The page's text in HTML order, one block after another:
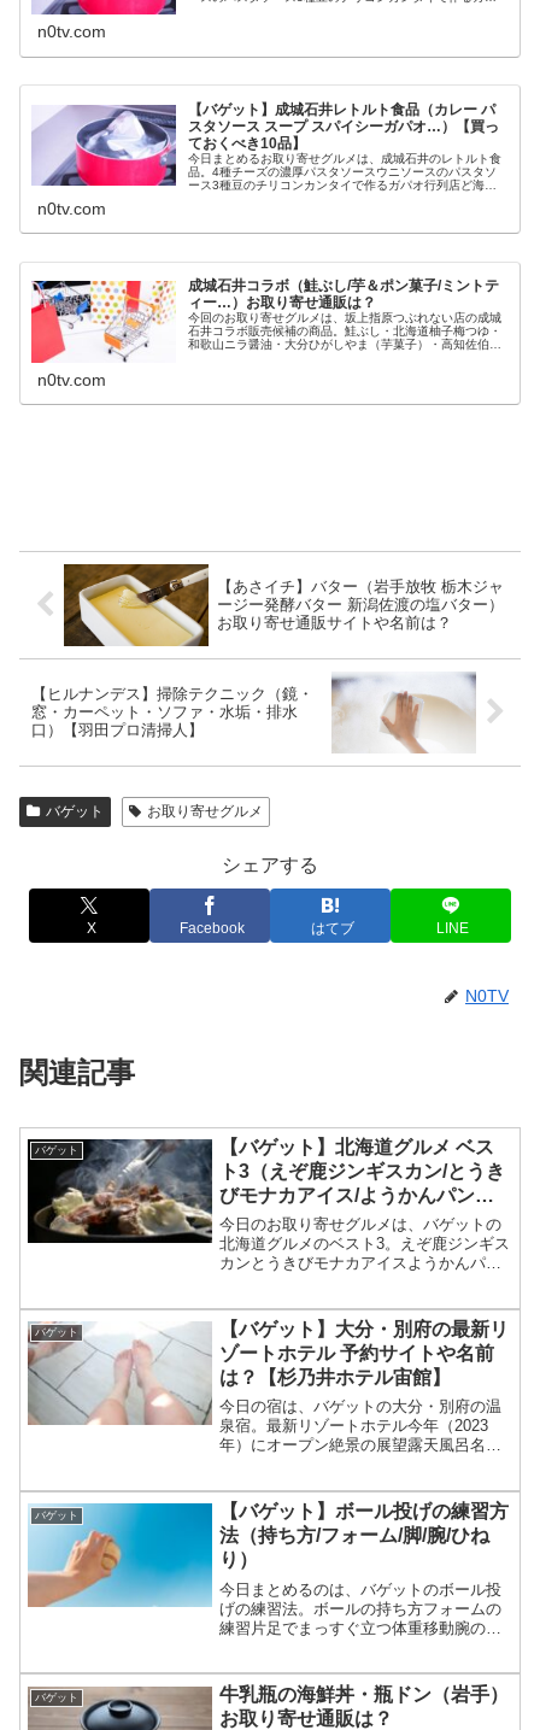
n0tv.com
【バゲット】成城石井レトルト食品（カレー パ
スタソース スープ スパイシーガパオ…）【買っ
ておくべき10品】
今日まとめるお取り寄せグルメは、成城石井のレトルト食
品。4種チーズの濃厚パスタソースウニソースのパスタソ
ース3種豆のチリコンカンタイで作るガパオ行列店ど海老
n0tv.com
成城石井コラボ（鮭ぶし/芋＆ポン菓子/ミントテ
ィー…）お取り寄せ通販は？
今回のお取り寄せグルメは、坂上指原つぶれない店の成城
石井コラボ販売候補の商品。鮭ぶし・北海道柚子梅つゆ・
和歌山ニラ醤油・大分ひがしやま（芋菓子）・高知佐伯ご
n0tv.com
【あさイチ】バター（岩手放牧 栃木ジャ
ージー発酵バター 新潟佐渡の塩バター）
お取り寄せ通販サイトや名前は？
【ヒルナンデス】掃除テクニック（鏡・
窓・カーペット・ソファ・水垢・排水
口）【羽田プロ清掃人】
バゲット お取り寄せグルメ
シェアする
X Facebook はてブ LINE
N0TV
関連記事
バゲット
【バゲット】北海道グルメ ベス
ト3（えぞ鹿ジンギスカン/とうき
びモナカアイス/ようかんパン）
【とにかく明るい安村】
今日のお取り寄せグルメは、バゲットの
北海道グルメのベスト3。えぞ鹿ジンギス
カンとうきびモナカアイスようかんパン
ベスト3についてです。（画像はイメージ
です）バゲット ...
バゲット
【バゲット】大分・別府の最新リ
ゾートホテル 予約サイトや名前
は？【杉乃井ホテル宙館】
今日の宿は、バゲットの大分・別府の温
泉宿。最新リゾートホテル今年（2023
年）にオープン絶景の展望露天風呂名前
分・別府の最新の温泉リゾートホテルに
ついてです。（画像...
バゲット
【バゲット】ボール投げの練習方
法（持ち方/フォーム/脚/腕/ひね
り）
今日まとめるのは、バゲットのボール投
げの練習法。ボールの持ち方フォームの
練習片足でまっすぐ立つ体重移動腕の使
についてです。（画像はイメージです）
バゲット ボール投げ...
バゲット
牛乳瓶の海鮮丼・瓶ドン（岩手）
お取り寄せ通販は？